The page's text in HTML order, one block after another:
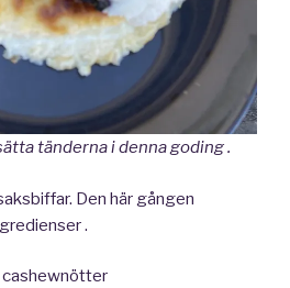
tänderna i denna goding .
Den här gången
.
cashewnötter